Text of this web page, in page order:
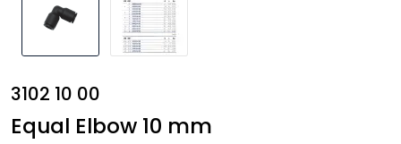
3102 10 00
Equal Elbow 10 mm